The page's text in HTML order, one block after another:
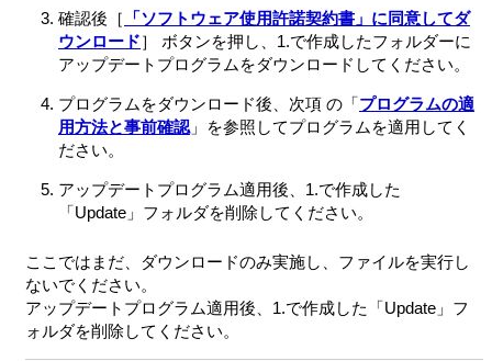
確認後［
「ソフトウェア使用許諾契約書」に同意してダ
ウンロード］ ボタンを押し、1.で作成したフォルダーに
アップデートプログラムをダウンロードしてください。
プログラムをダウンロード後、次項 の「プログラムの適
用方法と事前確認 」を参照してプログラムを適用してく
ださい。
アップデートプログラム適用後、1.で作成した
「Update」フォルダを削除してください。
ここではまだ、ダウンロードのみ実施し、ファイルを実行し
ないでください。
アップデートプログラム適用後、1.で作成した「Update」フ
ォルダを削除してください。